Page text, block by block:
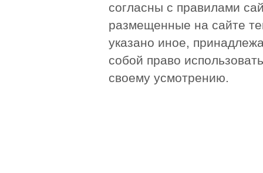
согласны с правилами
размещенные на сайте
указано иное,
собой право
своему усмотрению.